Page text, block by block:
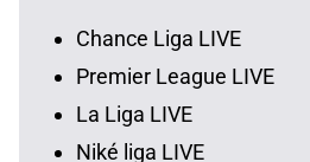
Chance Liga LIVE
Premier League LIVE
La Liga LIVE
Niké liga LIVE